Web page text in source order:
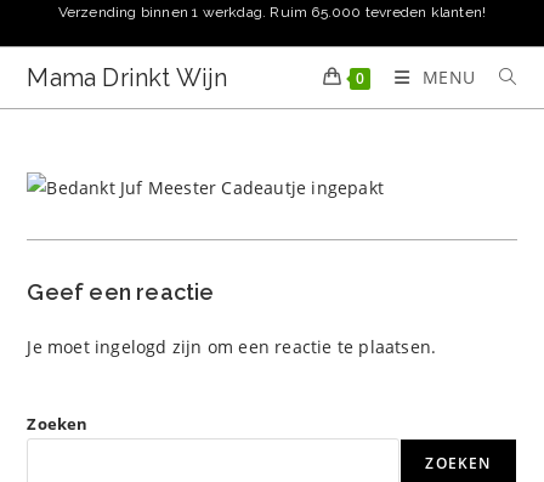
naar
inhoud
Verzending binnen 1 werkdag. Ruim 65.000 tevreden klanten!
Mama Drinkt Wijn 0 MENU
Geef een reactie
Je moet ingelogd zijn om een reactie te plaatsen.
Zoeken
ZOEKEN